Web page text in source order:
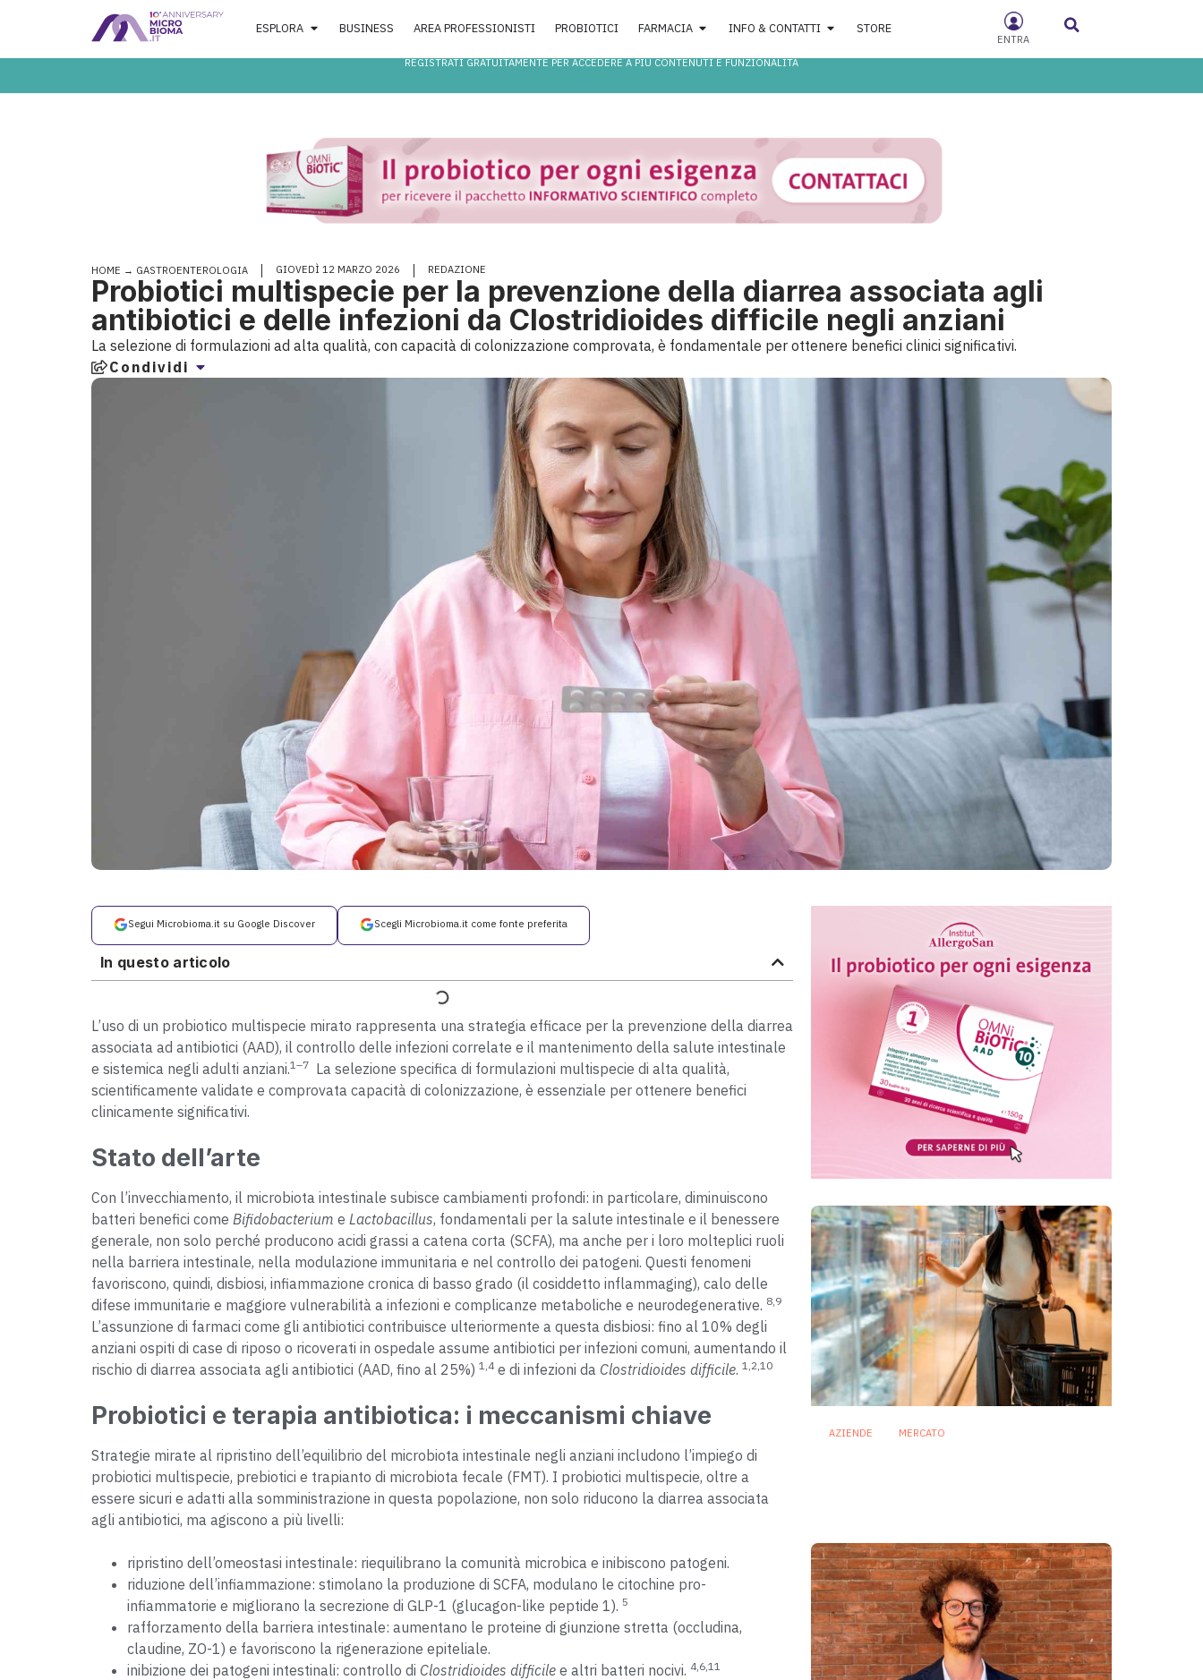
ESPLORA BUSINESS AREA PROFESSIONISTI PROBIOTICI FARMACIA INFO & CONTATTI STORE
ENTRA
REGISTRATI GRATUITAMENTE PER ACCEDERE A PIÙ CONTENUTI E FUNZIONALITÀ
HOME → GASTROENTEROLOGIA GIOVEDÌ 12 MARZO 2026 REDAZIONE
Probiotici multispecie per la prevenzione della diarrea associata agli
antibiotici e delle infezioni da Clostridioides difficile negli anziani
La selezione di formulazioni ad alta qualità, con capacità di colonizzazione comprovata, è fondamentale per ottenere benefici clinici significativi.
Condividi
Segui Microbioma.it su Google Discover Scegli Microbioma.it come fonte preferita
In questo articolo
L’uso di un probiotico multispecie mirato rappresenta una strategia efficace per la prevenzione della diarrea
associata ad antibiotici (AAD), il controllo delle infezioni correlate e il mantenimento della salute intestinale
e sistemica negli adulti anziani.1–7 La selezione specifica di formulazioni multispecie di alta qualità,
scientificamente validate e comprovata capacità di colonizzazione, è essenziale per ottenere benefici
clinicamente significativi.
Stato dell’arte
Con l’invecchiamento, il microbiota intestinale subisce cambiamenti profondi: in particolare, diminuiscono
batteri benefici come Bifidobacterium e Lactobacillus, fondamentali per la salute intestinale e il benessere
generale, non solo perché producono acidi grassi a catena corta (SCFA), ma anche per i loro molteplici ruoli
nella barriera intestinale, nella modulazione immunitaria e nel controllo dei patogeni. Questi fenomeni
favoriscono, quindi, disbiosi, infiammazione cronica di basso grado (il cosiddetto inflammaging), calo delle
difese immunitarie e maggiore vulnerabilità a infezioni e complicanze metaboliche e neurodegenerative. 8,9
L’assunzione di farmaci come gli antibiotici contribuisce ulteriormente a questa disbiosi: fino al 10% degli
anziani ospiti di case di riposo o ricoverati in ospedale assume antibiotici per infezioni comuni, aumentando il
rischio di diarrea associata agli antibiotici (AAD, fino al 25%) 1,4 e di infezioni da Clostridioides difficile. 1,2,10
Probiotici e terapia antibiotica: i meccanismi chiave
Strategie mirate al ripristino dell’equilibrio del microbiota intestinale negli anziani includono l’impiego di
probiotici multispecie, prebiotici e trapianto di microbiota fecale (FMT). I probiotici multispecie, oltre a
essere sicuri e adatti alla somministrazione in questa popolazione, non solo riducono la diarrea associata
agli antibiotici, ma agiscono a più livelli:
ripristino dell’omeostasi intestinale: riequilibrano la comunità microbica e inibiscono patogeni.
riduzione dell’infiammazione: stimolano la produzione di SCFA, modulano le citochine pro-
infiammatorie e migliorano la secrezione di GLP-1 (glucagon-like peptide 1). 5
rafforzamento della barriera intestinale: aumentano le proteine di giunzione stretta (occludina,
claudine, ZO-1) e favoriscono la rigenerazione epiteliale.
inibizione dei patogeni intestinali: controllo di Clostridioides difficile e altri batteri nocivi. 4,6,11
AZIENDE MERCATO